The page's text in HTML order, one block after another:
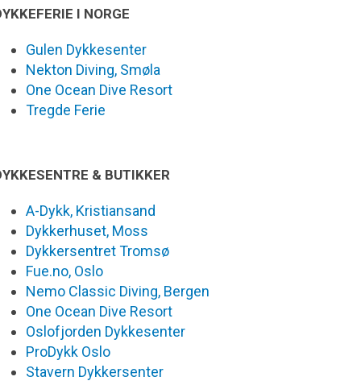
I NORGE
Gulen Dykkesenter
Nekton Diving, Smøla
One Ocean Dive Resort
Tregde Ferie
& BUTIKKER
A-Dykk, Kristiansand
Dykkerhuset, Moss
Dykkersentret Tromsø
Fue.no, Oslo
Nemo Classic Diving, Bergen
One Ocean Dive Resort
Oslofjorden Dykkesenter
ProDykk Oslo
Stavern Dykkersenter